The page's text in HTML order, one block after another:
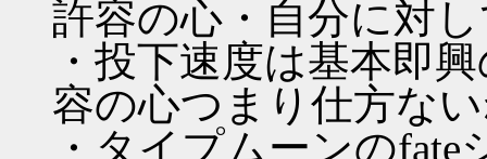
許容の心・自分に対
・投下速度は基本即
容の心つまり仕方な
・タイプムーンの